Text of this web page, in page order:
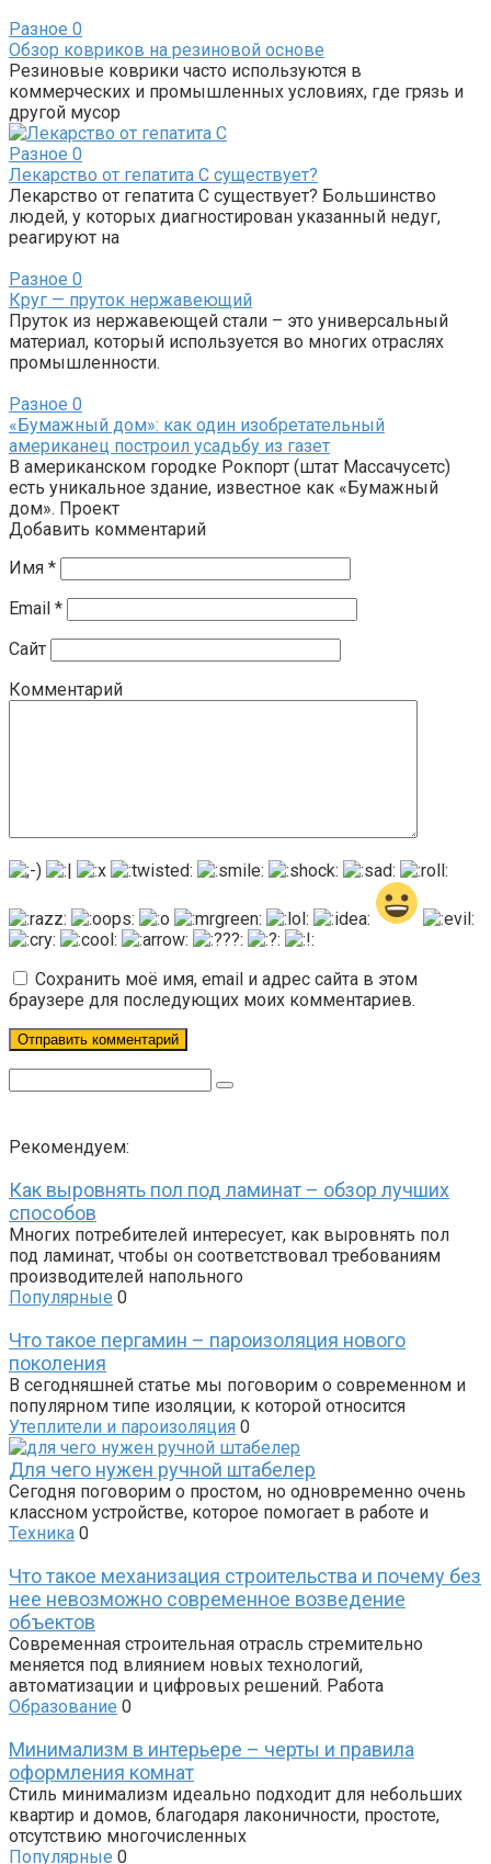
Разное 0
Обзор ковриков на резиновой основе
Резиновые коврики часто используются в
коммерческих и промышленных условиях, где грязь и
другой мусор
Разное 0
Лекарство от гепатита С существует?
Лекарство от гепатита С существует? Большинство
людей, у которых диагностирован указанный недуг,
реагируют на
Разное 0
Круг — пруток нержавеющий
Пруток из нержавеющей стали – это универсальный
материал, который используется во многих отраслях
промышленности.
Разное 0
«Бумажный дом»: как один изобретательный
американец построил усадьбу из газет
В американском городке Рокпорт (штат Массачусетс)
есть уникальное здание, известное как «Бумажный
дом». Проект
Добавить комментарий
Имя *
Email *
Сайт
Комментарий
Сохранить моё имя, email и адрес сайта в этом
браузере для последующих моих комментариев.
Рекомендуем:
Как выровнять пол под ламинат – обзор лучших
способов
Многих потребителей интересует, как выровнять пол
под ламинат, чтобы он соответствовал требованиям
производителей напольного
Популярные 0
Что такое пергамин – пароизоляция нового
поколения
В сегодняшней статье мы поговорим о современном и
популярном типе изоляции, к которой относится
Утеплители и пароизоляция 0
Для чего нужен ручной штабелер
Сегодня поговорим о простом, но одновременно очень
классном устройстве, которое помогает в работе и
Техника 0
Что такое механизация строительства и почему без
нее невозможно современное возведение
объектов
Современная строительная отрасль стремительно
меняется под влиянием новых технологий,
автоматизации и цифровых решений. Работа
Образование 0
Минимализм в интерьере – черты и правила
оформления комнат
Стиль минимализм идеально подходит для небольших
квартир и домов, благодаря лаконичности, простоте,
отсутствию многочисленных
Популярные 0